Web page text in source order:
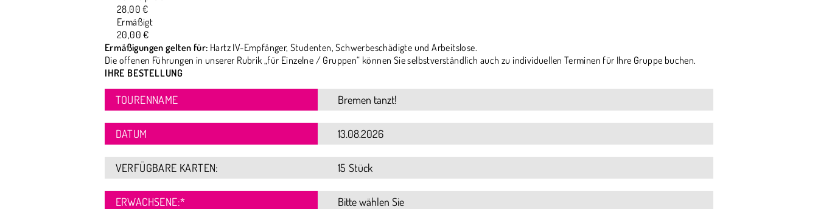
28,00 €
Ermäßigt
20,00 €
Ermäßigungen gelten für: Hartz IV-Empfänger, Studenten, Schwerbeschädigte und Arbeitslose.
Die offenen Führungen in unserer Rubrik „für Einzelne / Gruppen“ können Sie selbstverständlich auch zu individuellen Terminen für Ihre Gruppe buchen.
IHRE BESTELLUNG
TOURENNAME
DATUM
VERFÜGBARE KARTEN: 15 Stück
ERWACHSENE:*